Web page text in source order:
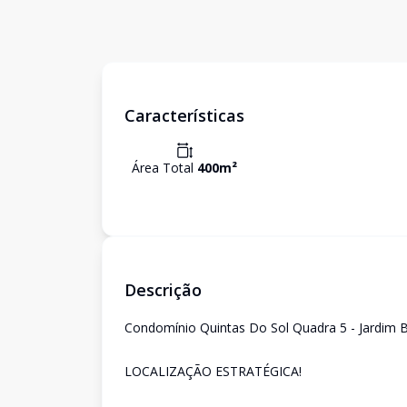
Características
Área Total 400m²
Descrição
Condomínio Quintas Do Sol Quadra 5 - Jardim
LOCALIZAÇÃO ESTRATÉGICA!